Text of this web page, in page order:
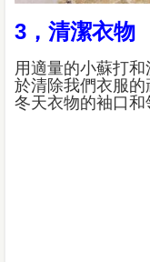
3，清潔衣物
用適量的小蘇打
於清除我們衣服的
冬天衣物的袖口和